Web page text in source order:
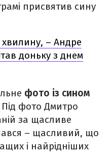
присвятив сину
– Андре
доньку з днем
фото із сином
Під фото Дмитро
за щасливе
– щасливий, що
і найрідніших